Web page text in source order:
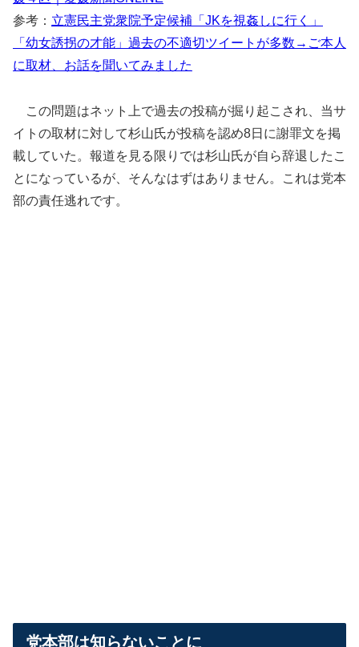
参考： 立憲民主党衆院予定候補「JKを視姦しに行く」
「幼女誘拐の才能」過去の不適切ツイートが多数→ご本人
に取材、お話を聞いてみました
この問題はネット上で過去の投稿が掘り起こされ、当サ
イトの取材に対して杉山氏が投稿を認め8日に謝罪文を掲
載していた。報道を見る限りでは杉山氏が自ら辞退したこ
とになっているが、そんなはずはありません。これは党本
部の責任逃れです。
党本部は知らないことに